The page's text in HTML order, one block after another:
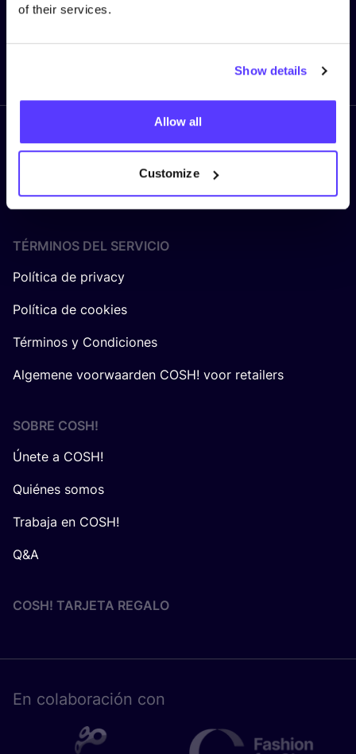
of their services.
Show details
Allow all
Customize
Síguenos
TÉRMINOS DEL SERVICIO
Política de privacy
Política de cookies
Términos y Condiciones
Algemene voorwaarden COSH! voor retailers
SOBRE COSH!
Únete a COSH!
Quiénes somos
Trabaja en COSH!
Q&A
COSH! TARJETA REGALO
En cola­bo­ra­ción con